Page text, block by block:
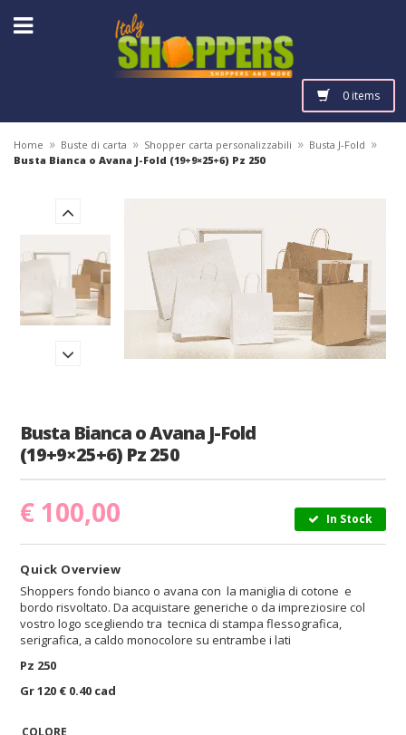
0 items
Home » Buste di carta » Shopper carta personalizzabili » Busta J-Fold »
Busta Bianca o Avana J-Fold (19+9×25+6) Pz 250
Busta Bianca o Avana J-Fold
(19+9×25+6) Pz 250
€ 100,00 In Stock
Quick Overview
Shoppers fondo bianco o avana con la maniglia di cotone e
bordo risvoltato. Da acquistare generiche o da impreziosire col
vostro logo scegliendo tra tecnica di stampa flessografica,
serigrafica, a caldo monocolore su entrambe i lati
Pz 250
Gr 120 € 0.40 cad
COLORE